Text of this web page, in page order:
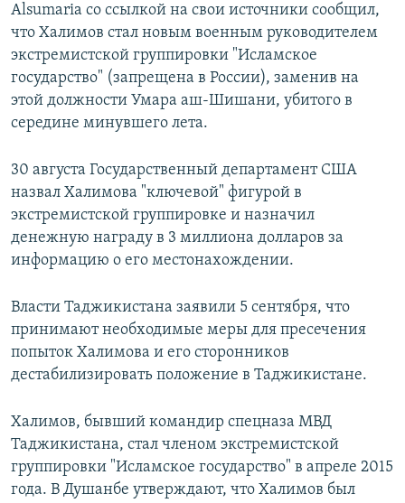
Alsumaria со ссылкой на свои источники сообщил,
что Халимов стал новым военным руководителем
экстремистской группировки "Исламское
государство" (запрещена в России), заменив на
этой должности Умара аш-Шишани, убитого в
середине минувшего лета.
30 августа Государственный департамент США
назвал Халимова "ключевой" фигурой в
экстремистской группировке и назначил
денежную награду в 3 миллиона долларов за
информацию о его местонахождении.
Власти Таджикистана заявили 5 сентября, что
принимают необходимые меры для пресечения
попыток Халимова и его сторонников
дестабилизировать положение в Таджикистане.
Халимов, бывший командир спецназа МВД
Таджикистана, стал членом экстремистской
группировки "Исламское государство" в апреле 2015
года. В Душанбе утверждают, что Халимов был